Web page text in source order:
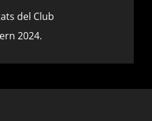
del Club
2024.